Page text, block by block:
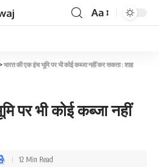
Aa
भारत की एक इंच भूमि पर भी कोई कब्जा नहीं कर सकता : शाह
पर भी कोई कब्जा नहीं
12 Min Read